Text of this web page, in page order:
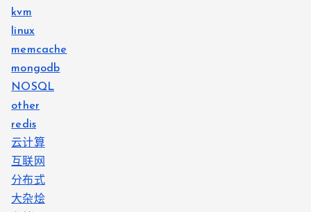
kvm
linux
memcache
mongodb
NOSQL
other
redis
云计算
互联网
分布式
大杂烩